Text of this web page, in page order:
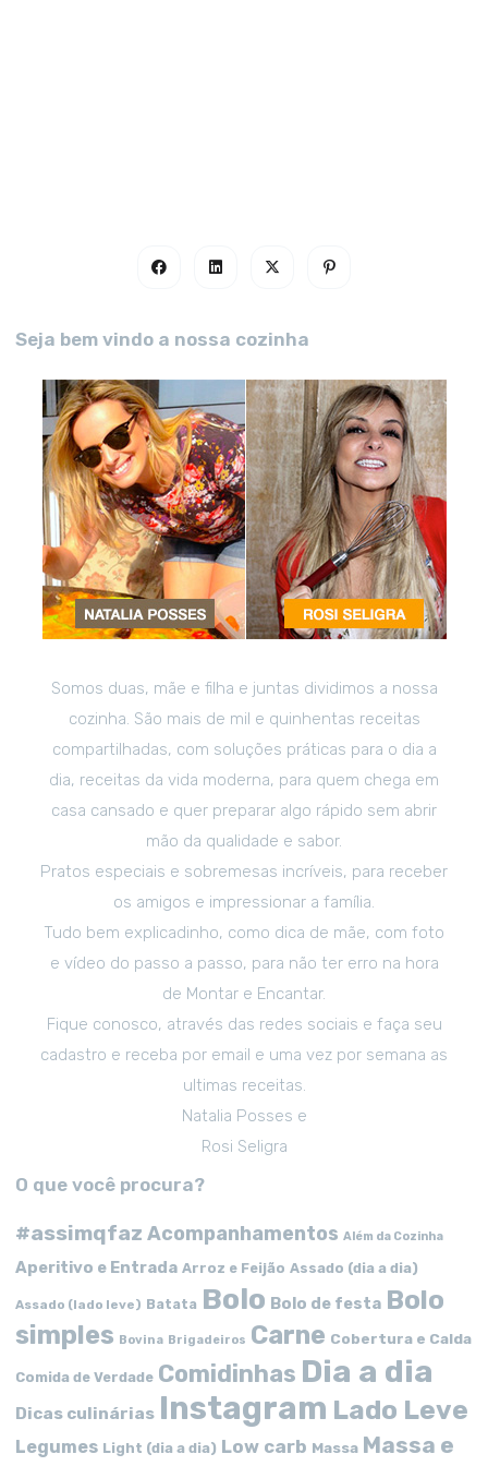
Seja bem vindo a nossa cozinha
Somos duas, mãe e filha e juntas dividimos a nossa
cozinha. São mais de mil e quinhentas receitas
compartilhadas, com soluções práticas para o dia a
dia, receitas da vida moderna, para quem chega em
casa cansado e quer preparar algo rápido sem abrir
mão da qualidade e sabor.
Pratos especiais e sobremesas incríveis, para receber
os amigos e impressionar a família.
Tudo bem explicadinho, como dica de mãe, com foto
e vídeo do passo a passo, para não ter erro na hora
de Montar e Encantar.
Fique conosco, através das redes sociais e faça seu
cadastro e receba por email e uma vez por semana as
ultimas receitas.
Natalia Posses e
Rosi Seligra
O que você procura?
#assimqfaz Acompanhamentos Além da Cozinha
Aperitivo e Entrada Arroz e Feijão Assado (dia a dia)
Assado (lado leve) Batata Bolo Bolo de festa Bolo
simples Bovina Brigadeiros Carne Cobertura e Calda
Comida de Verdade Comidinhas Dia a dia
Dicas culinárias Instagram Lado Leve
Legumes Light (dia a dia) Low carb Massa Massa e